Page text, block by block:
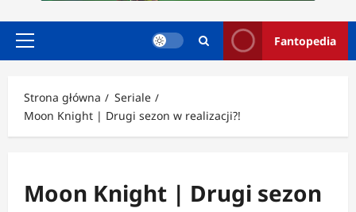
Menu
Fantopedia
Strona główna
Seriale
Moon Knight | Drugi sezon w realizacji?!
Moon Knight | Drugi sezon